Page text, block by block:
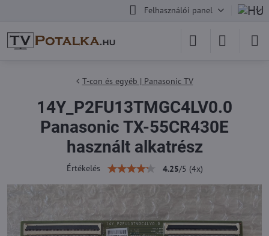
Felhasználói panel
T-con és egyéb | Panasonic TV
14Y_P2FU13TMGC4LV0.0
Panasonic TX-55CR430E
használt alkatrész
Értékelés 4.25/5 (4x)